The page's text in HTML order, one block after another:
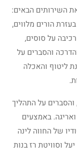
את השירותים הבאים:
לילדים עד משקל 25 קילו, בעזרת הורים מלווים,
על סוסים,
והסברים על
ליטוף והאכלה
על התהליך
ואריגה. באמצעים
של החווה לינה
סוויטה יעל וסוויטת רז בנות